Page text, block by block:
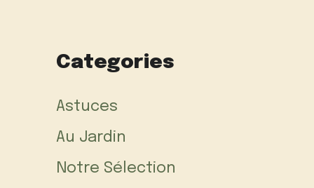
Categories
Astuces
Au Jardin
Notre Sélection